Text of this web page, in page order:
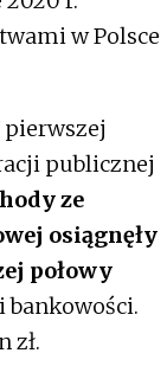
w Polsce
pierwszej
publicznej
ze
osiągnęły
połowy
bankowości.
zł.